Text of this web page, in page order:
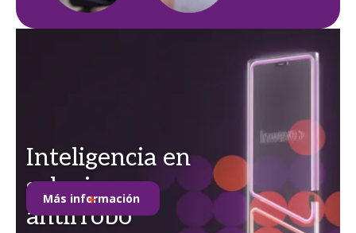
Inteligencia en
soluciones
antirrobo
Más información